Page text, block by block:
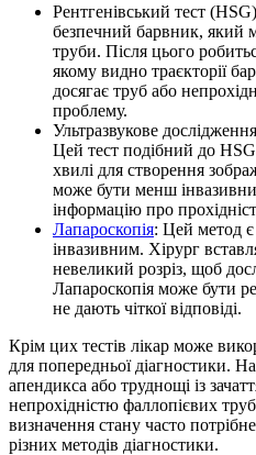
Рентгенівський тест
безпечний барвник, який
труби. Після цього
якому видно траєкторії
досягає труб або
проблему.
Ультразвукове
Цей тест подібний до
хвилі для створення
може бути менш
інформацію про
Лапароскопія: Цей метод
інвазивним. Хірург
невеликий розріз, щоб
Лапароскопія може бути
не дають чіткої відповіді.
Крім цих тестів лікар може
для попередньої діагностики.
апендикса або труднощі із
непрохідністю фаллопієвих
визначення стану часто
різних методів діагностики.